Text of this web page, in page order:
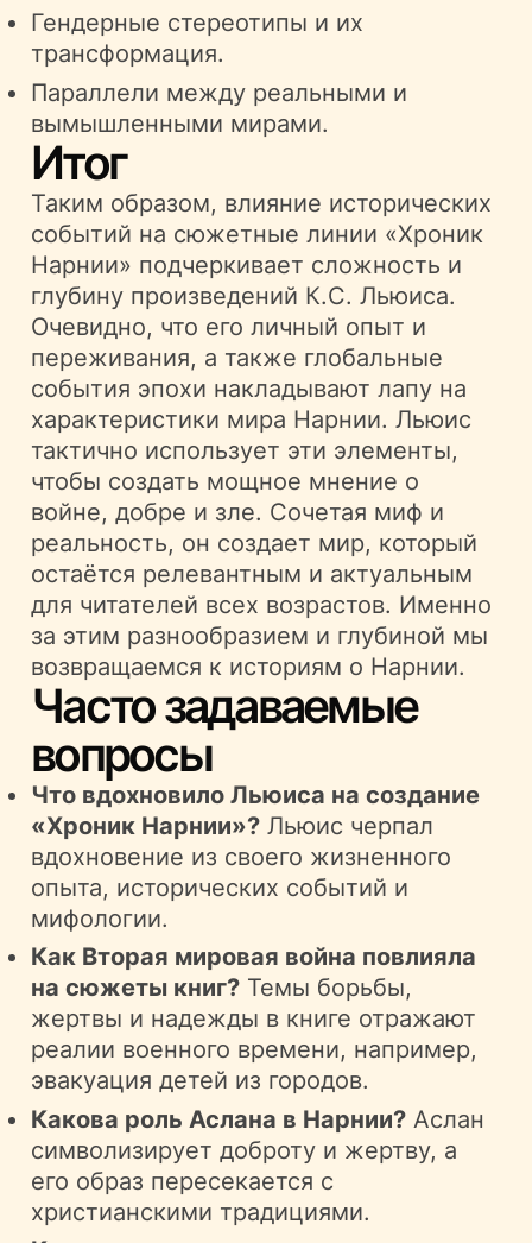
Гендерные стереотипы и их
трансформация.
Параллели между реальными и
вымышленными мирами.
Итог
Таким образом, влияние исторических
событий на сюжетные линии «Хроник
Нарнии» подчеркивает сложность и
глубину произведений К.С. Льюиса.
Очевидно, что его личный опыт и
переживания, а также глобальные
события эпохи накладывают лапу на
характеристики мира Нарнии. Льюис
тактично использует эти элементы,
чтобы создать мощное мнение о
войне, добре и зле. Сочетая миф и
реальность, он создает мир, который
остаётся релевантным и актуальным
для читателей всех возрастов. Именно
за этим разнообразием и глубиной мы
возвращаемся к историям о Нарнии.
Часто задаваемые
вопросы
Что вдохновило Льюиса на создание
«Хроник Нарнии»? Льюис черпал
вдохновение из своего жизненного
опыта, исторических событий и
мифологии.
Как Вторая мировая война повлияла
на сюжеты книг? Темы борьбы,
жертвы и надежды в книге отражают
реалии военного времени, например,
эвакуация детей из городов.
Какова роль Аслана в Нарнии? Аслан
символизирует доброту и жертву, а
его образ пересекается с
христианскими традициями.